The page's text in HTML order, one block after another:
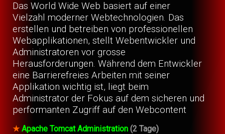
Das World Wide Web basiert auf einer
Vielzahl moderner Webtechnologien. Das
erstellen und betreiben von professionellen
Webapplikationen, stellt Webentwickler und
Administratoren vor grosse
Herausforderungen. Während dem Entwickler
eine Barrierefreies Arbeiten mit seiner
Applikation wichtig ist, liegt beim
Administrator der Fokus auf dem sicheren und
performanten Zugriff auf den Webcontent
★ Apache Tomcat Administration (2 Tage)